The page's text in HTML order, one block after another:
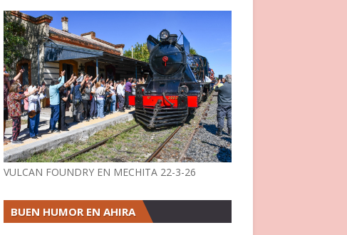
VULCAN FOUNDRY EN MECHITA 22-3-26
BUEN HUMOR EN AHIRA